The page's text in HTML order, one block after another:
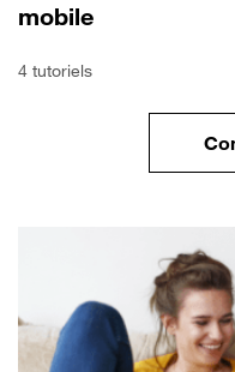
mobile
4 tutoriels